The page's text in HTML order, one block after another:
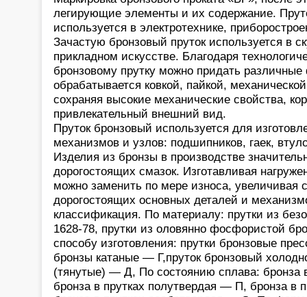
легирующие элементы и их содержание.
используется в электротехнике,
Зачастую бронзовый пруток используется в
прикладном искусстве. Благодаря
бронзовому прутку можно придать
обрабатывается ковкой, пайкой,
сохраняя высокие механические свойства,
привлекательный внешний вид.
Пруток бронзовый используется для
механизмов и узлов: подшипников, гаек,
Изделия из бронзы в производстве
дорогостоящих смазок. Изготавливая
можно заменить по мере износа, увеличивая
дорогостоящих основных деталей и
классификация. По материалу: прутки из
1628-78, прутки из оловянно фосфористой
способу изготовления: прутки бронзовые
бронзы катаные — Г,пруток бронзовый
(тянутые) — Д, По состоянию сплава: бронза
бронза в прутках полутвердая — П, бронза в